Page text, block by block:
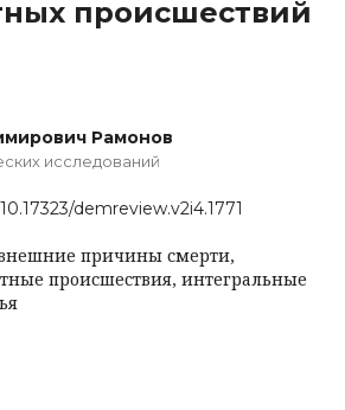
происшествий
Рамонов
исследований
demreview.v2i4.1771
причины смерти,
происшествия, интегральные